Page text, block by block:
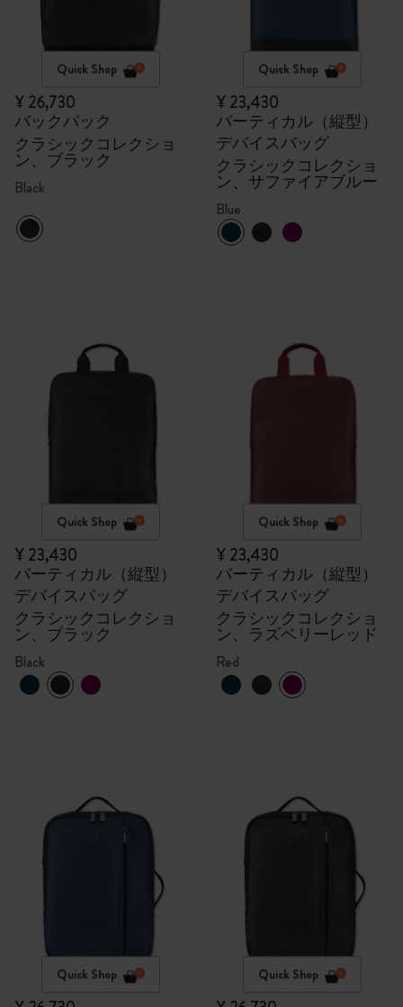
Quick Shop
¥ 26,730
バックパック
クラシックコレクショ
ン、ブラック
Black
Quick Shop
¥ 23,430
バーティカル（縦型）
デバイスバッグ
クラシックコレクショ
ン、サファイアブルー
Blue
Quick Shop
¥ 23,430
バーティカル（縦型）
デバイスバッグ
クラシックコレクショ
ン、ブラック
Black
Quick Shop
¥ 23,430
バーティカル（縦型）
デバイスバッグ
クラシックコレクショ
ン、ラズベリーレッド
Red
Quick Shop Quick Shop